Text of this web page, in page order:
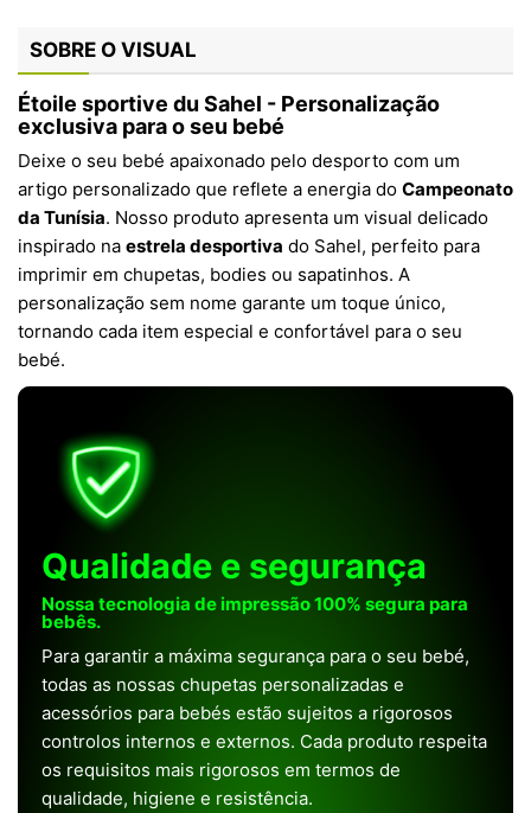
SOBRE O VISUAL
Étoile sportive du Sahel - Personalização
exclusiva para o seu bebé
Deixe o seu bebé apaixonado pelo desporto com um
artigo personalizado que reflete a energia do Campeonato
da Tunísia. Nosso produto apresenta um visual delicado
inspirado na estrela desportiva do Sahel, perfeito para
imprimir em chupetas, bodies ou sapatinhos. A
personalização sem nome garante um toque único,
tornando cada item especial e confortável para o seu
bebé.
Qualidade e segurança
Nossa tecnologia de impressão 100% segura para
bebês.
Para garantir a máxima segurança para o seu bebé,
todas as nossas chupetas personalizadas e
acessórios para bebés estão sujeitos a rigorosos
controlos internos e externos. Cada produto respeita
os requisitos mais rigorosos em termos de
qualidade, higiene e resistência.